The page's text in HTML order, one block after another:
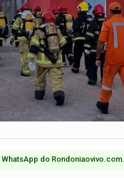
do Rondoniaovivo.com.​